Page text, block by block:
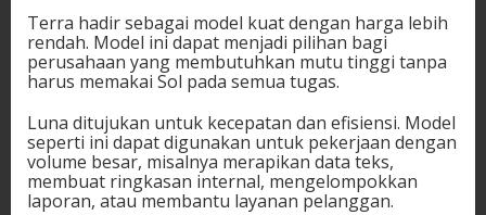
Terra hadir sebagai model kuat dengan harga lebih
rendah. Model ini dapat menjadi pilihan bagi
perusahaan yang membutuhkan mutu tinggi tanpa
harus memakai Sol pada semua tugas.
Luna ditujukan untuk kecepatan dan efisiensi. Model
seperti ini dapat digunakan untuk pekerjaan dengan
volume besar, misalnya merapikan data teks,
membuat ringkasan internal, mengelompokkan
laporan, atau membantu layanan pelanggan.